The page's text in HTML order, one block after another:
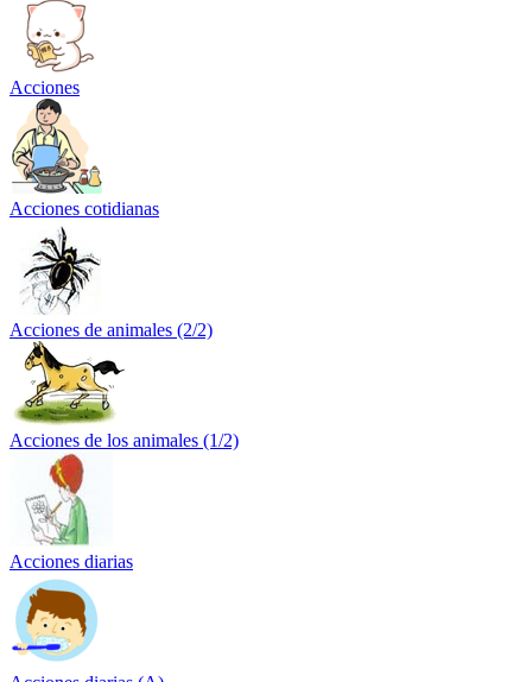
Acciones
Acciones cotidianas
Acciones de animales (2/2)
Acciones de los animales (1/2)
Acciones diarias